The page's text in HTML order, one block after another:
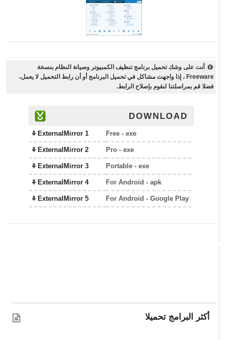
أنت على وشك تحميل برنامج تنظيف الكمبيوتر وصيانة النظام بنسخة
Freeware ، إذا واجهت مشاكل في تحميل البرنامج أو أن رابط التحميل لا يعمل،
فضلا قم بمراسلتنا لنقوم بإصلاح الرابط.
DOWNLOAD
Free - exe
ExternalMirror 1
Pro - exe
ExternalMirror 2
Portable - exe
ExternalMirror 3
For Android - apk
ExternalMirror 4
For Android - Google Play
ExternalMirror 5
أكثر البرامج تحميلا